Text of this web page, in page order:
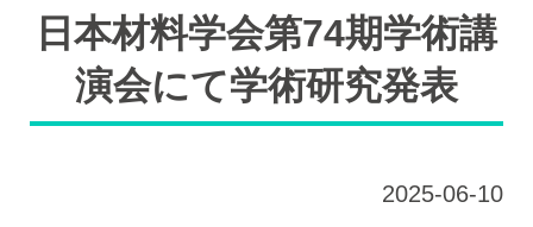
日本材料学会第74期学術講
演会にて学術研究発表
2025-06-10